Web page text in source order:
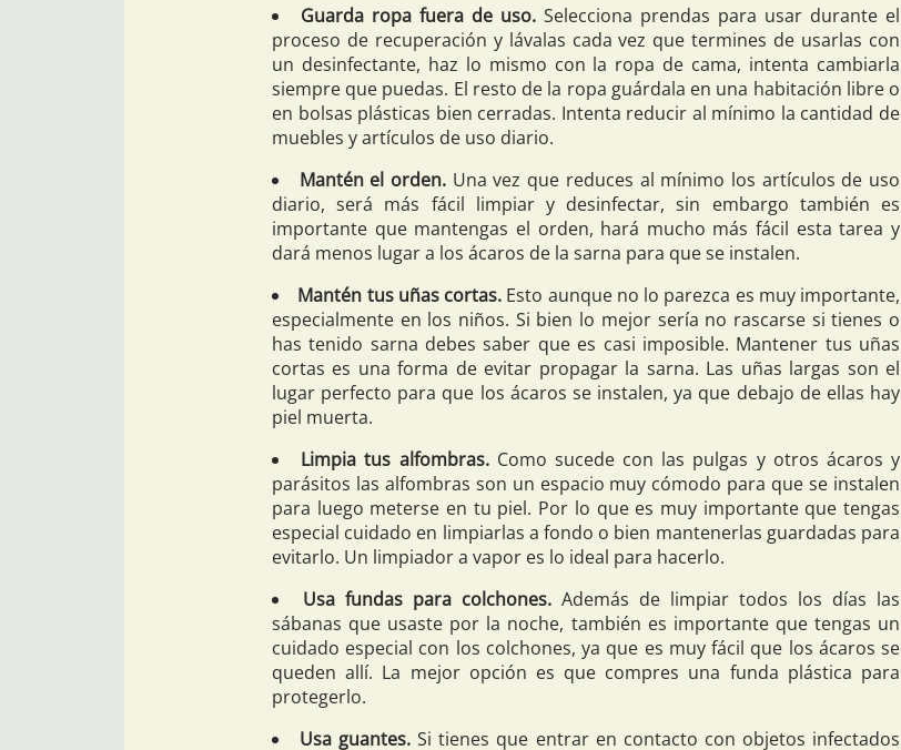
Guarda ropa fuera de uso. Selecciona prendas para usar durante el
proceso de recuperación y lávalas cada vez que termines de usarlas con
un desinfectante, haz lo mismo con la ropa de cama, intenta cambiarla
siempre que puedas. El resto de la ropa guárdala en una habitación libre o
en bolsas plásticas bien cerradas. Intenta reducir al mínimo la cantidad de
muebles y artículos de uso diario.
Mantén el orden. Una vez que reduces al mínimo los artículos de uso
diario, será más fácil limpiar y desinfectar, sin embargo también es
importante que mantengas el orden, hará mucho más fácil esta tarea y
dará menos lugar a los ácaros de la sarna para que se instalen.
Mantén tus uñas cortas. Esto aunque no lo parezca es muy importante,
especialmente en los niños. Si bien lo mejor sería no rascarse si tienes o
has tenido sarna debes saber que es casi imposible. Mantener tus uñas
cortas es una forma de evitar propagar la sarna. Las uñas largas son el
lugar perfecto para que los ácaros se instalen, ya que debajo de ellas hay
piel muerta.
Limpia tus alfombras.Como sucede con las pulgas y otros ácaros y
parásitos las alfombras son un espacio muy cómodo para que se instalen
para luego meterse en tu piel. Por lo que es muy importante que tengas
especial cuidado en limpiarlas a fondo o bien mantenerlas guardadas para
evitarlo. Un limpiador a vapor es lo ideal para hacerlo.
Usa fundas para colchones. Además de limpiar todos los días las
sábanas que usaste por la noche, también es importante que tengas un
cuidado especial con los colchones, ya que es muy fácil que los ácaros se
queden allí. La mejor opción es que compres una funda plástica para
protegerlo.
Usa guantes. Si tienes que entrar en contacto con objetos infectados